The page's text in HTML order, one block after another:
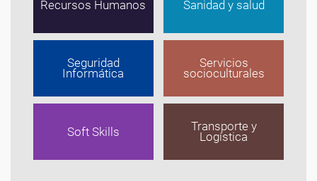
Recursos Humanos Sanidad y salud
Seguridad
Informática
Servicios
socioculturales
Soft Skills Transporte y
Logística